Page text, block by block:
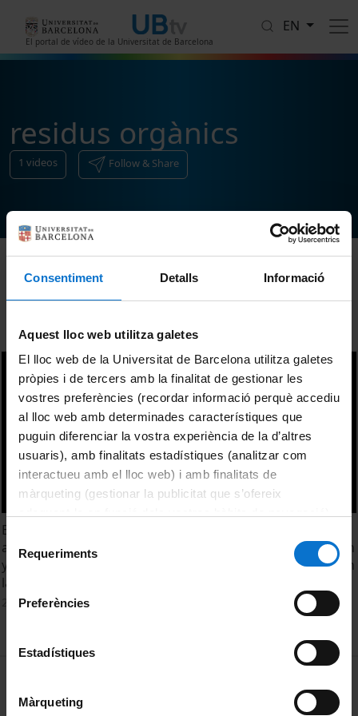
Consentiment Detalls Informació
Aquest lloc web utilitza galetes
El lloc web de la Universitat de Barcelona utilitza galetes
pròpies i de tercers amb la finalitat de gestionar les
vostres preferències (recordar informació perquè accediu
al lloc web amb determinades característiques que
puguin diferenciar la vostra experiència de la d’altres
usuaris), amb finalitats estadístiques (analitzar com
interactueu amb el lloc web) i amb finalitats de
màrqueting (gestionar la publicitat que s’ofereix
consultar laPolítica de galetes del lloc web de la
Selecció
Requeriments
Preferències
Estadístiques
Màrqueting
El portal de vídeo de la Universitat de Barcelona
EN
residus orgànics
1 videos Follow & Share
Sort
Efecto del pH y la temperatura en la fermentación
acidogénica de residuos orgánicos sobre la concentración
y composición de los ácidos grasos volátiles generados en
la fracción líquida. Carme Vidal Antich i Yen Keong Cheah
24 May, 2018